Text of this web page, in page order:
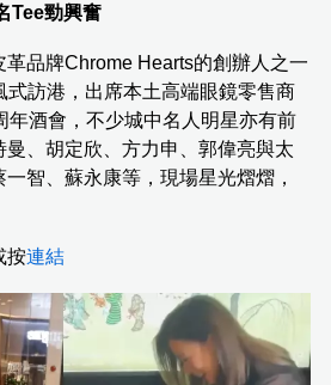
Tee勁興奮
革品牌Chrome Hearts的創辦人之一
式訪港，出席本土高端眼鏡零售商
年酒會，不少城中名人明星亦有前
、胡定欣、方力申、郭偉亮與太
智、蘇永康等，現場星光熠熠，
按連結